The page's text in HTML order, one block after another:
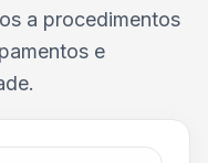
a procedimentos
e